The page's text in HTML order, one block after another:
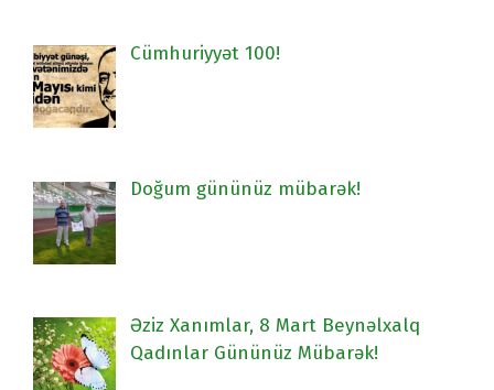
Cümhuriyyət 100!
Doğum gününüz mübarək!
Əziz Xanımlar, 8 Mart Beynəlxalq
Qadınlar Gününüz Mübarək!